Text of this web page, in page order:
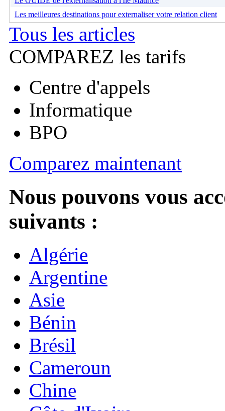
Les meilleures destinations pour externaliser votre relation client
Tous les articles
COMPAREZ les tarifs
Centre d'appels
Informatique
BPO
Comparez maintenant
Nous pouvons vous
suivants :
Algérie
Argentine
Asie
Bénin
Brésil
Cameroun
Chine